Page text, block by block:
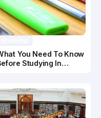
You Need To Know
Studying In